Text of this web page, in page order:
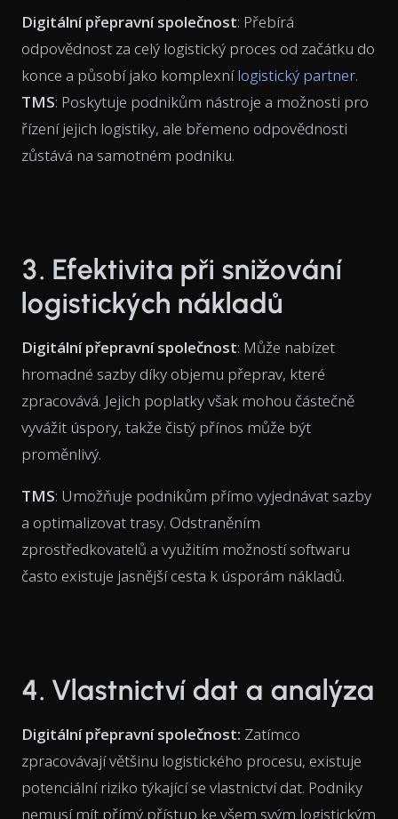
Digitální přepravní společnost: Přebírá
odpovědnost za celý logistický proces od začátku do
konce a působí jako komplexnílogistický partner.
TMS: Poskytuje podnikům nástroje a možnosti pro
řízení jejich logistiky, ale břemeno odpovědnosti
zůstává na samotném podniku.
3. Efektivita při snižování
logistických nákladů
Digitální přepravní společnost: Může nabízet
hromadné sazby díky objemu přeprav, které
zpracovává. Jejich poplatky však mohou částečně
vyvážit úspory, takže čistý přínos může být
proměnlivý.
TMS: Umožňuje podnikům přímo vyjednávat sazby
a optimalizovat trasy. Odstraněním
zprostředkovatelů a využitím možností softwaru
často existuje jasnější cesta k úsporám nákladů.
4. Vlastnictví dat a analýza
Digitální přepravní společnost: Zatímco
zpracovávají většinu logistického procesu, existuje
potenciální riziko týkající se vlastnictví dat. Podniky
nemusí mít přímý přístup ke všem svým logistickým